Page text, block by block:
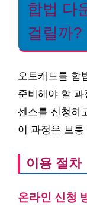
합법 다
걸릴까?
오토캐드를 합
준비해야 할
센스를 신청하
이 과정은 보
이용 절차
온라인 신청